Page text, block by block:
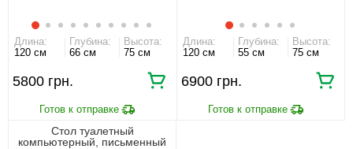
Длина:
120 см
Глубина:
66 см
Высота:
75 см
5800
Длина:
120 см
Глубина:
55 см
Высота:
75 см
6900
Стол туалетный
компьютерный, письменный